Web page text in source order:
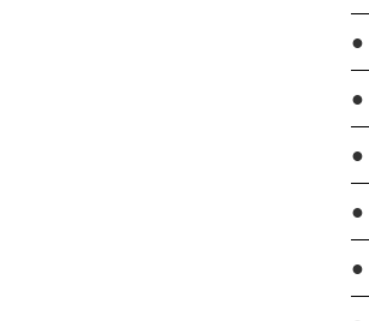
●
●
●
●
●